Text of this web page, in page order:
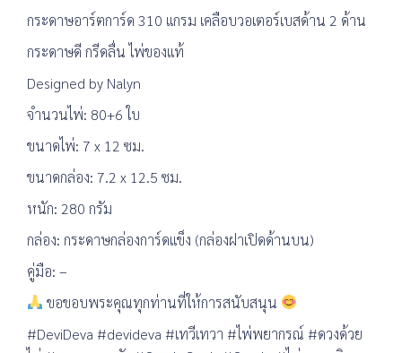
กระดาษอาร์ตการ์ด 310 แกรม เคลือบวอเตอร์เบสด้าน 2 ด้าน
กระดาษดี กรีดลื่น ไพ่ของแท้
Designed by Nalyn
จำนวนไพ่: 80+6 ใบ
ขนาดไพ่: 7 x 12 ซม.
ขนาดกล่อง: 7.2 x 12.5 ซม.
หนัก: 280 กรัม
กล่อง: กระดาษกล่องการ์ดแข็ง (กล่องฝาเปิดด้านบน)
คู่มือ: –
ขอขอบพระคุณทุกท่านที่ให้การสนับสนุน
#DeviDeva #devideva #เทวีเทวา #ไพ่พยากรณ์ #ดวงด้วย